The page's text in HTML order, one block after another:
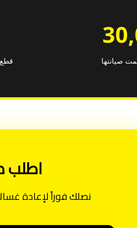
صيانتها قطع
اطلب
نصلك فوراً لإعادة